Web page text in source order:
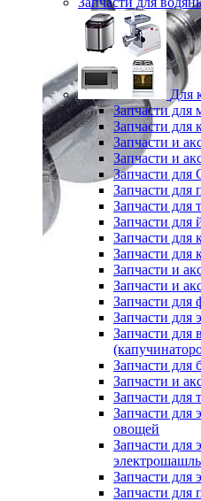
Для
Запчасти для
Запчасти для
Запчасти и
Запчасти и
Запчасти
Запчасти
Запчасти для
Запчасти для
Запчасти
Запчасти для
Запчасти и
Запчасти и
Запчасти
Запчасти для
Запчасти для
Запчасти для
Запчасти и
Запчасти для
Запчасти для
овощей
Запчасти для
Запчасти для
Запчасти для